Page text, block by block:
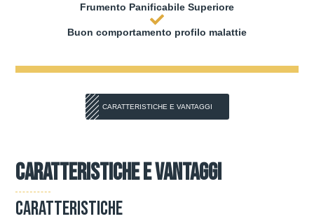
Frumento Panificabile Superiore
Buon comportamento profilo malattie
CARATTERISTICHE E VANTAGGI
CARATTERISTICHE E VANTAGGI
Caratteristiche